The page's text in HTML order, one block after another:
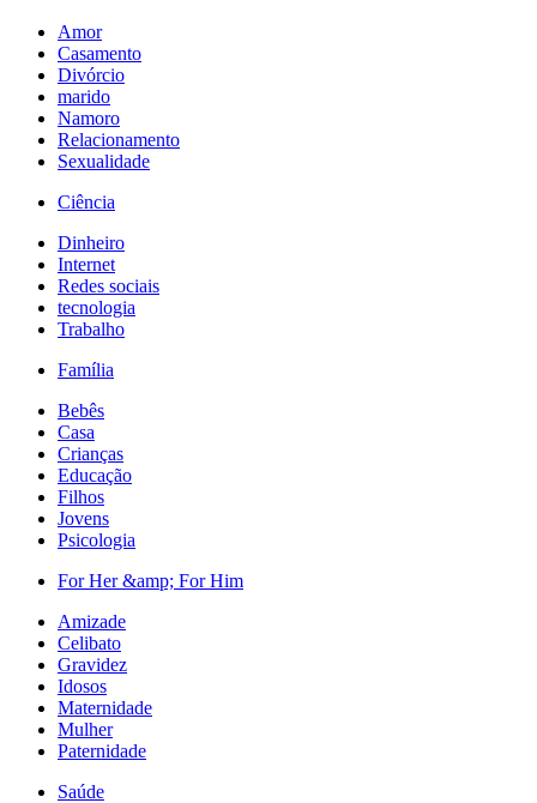
Amor
Casamento
Divórcio
marido
Namoro
Relacionamento
Sexualidade
Ciência
Dinheiro
Internet
Redes sociais
tecnologia
Trabalho
Família
Bebês
Casa
Crianças
Educação
Filhos
Jovens
Psicologia
For Her &amp; For Him
Amizade
Celibato
Gravidez
Idosos
Maternidade
Mulher
Paternidade
Saúde